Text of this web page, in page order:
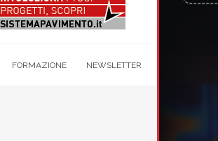
FORMAZIONE NEWSLETTER